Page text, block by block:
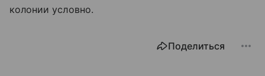
колонии условно.
Поделиться